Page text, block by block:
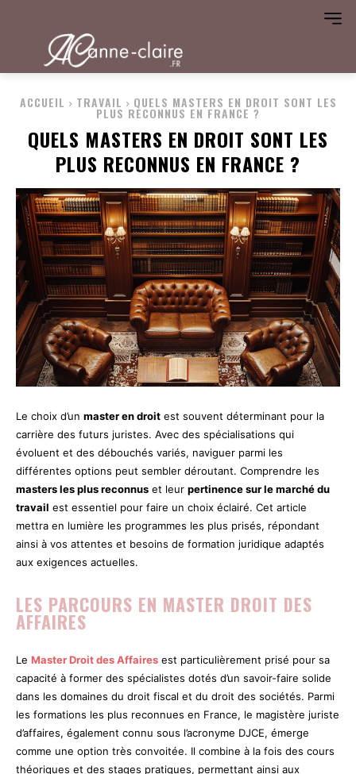
ACCUEIL TRAVAIL QUELS MASTERS EN DROIT SONT LES
PLUS RECONNUS EN FRANCE ?
QUELS MASTERS EN DROIT SONT LES
PLUS RECONNUS EN FRANCE ?
Le choix d’un master en droit est souvent déterminant pour la
carrière des futurs juristes. Avec des spécialisations qui
évoluent et des débouchés variés, naviguer parmi les
différentes options peut sembler déroutant. Comprendre les
masters les plus reconnus et leur pertinence sur le marché du
travail est essentiel pour faire un choix éclairé. Cet article
mettra en lumière les programmes les plus prisés, répondant
ainsi à vos attentes et besoins de formation juridique adaptés
aux exigences actuelles.
LES PARCOURS EN MASTER DROIT DES
AFFAIRES
Le Master Droit des Affaires est particulièrement prisé pour sa
capacité à former des spécialistes dotés d’un savoir-faire solide
dans les domaines du droit fiscal et du droit des sociétés. Parmi
les formations les plus reconnues en France, le magistère juriste
d’affaires, également connu sous l’acronyme DJCE, émerge
comme une option très convoitée. Il combine à la fois des cours
théoriques et des stages pratiques, permettant ainsi aux